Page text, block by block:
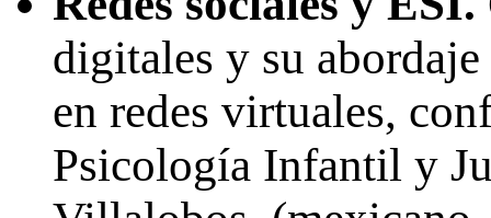
digitales y su
en redes virtuales,
Psicología Infantil y